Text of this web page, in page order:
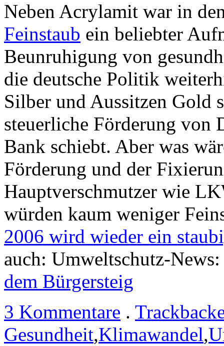
Neben Acrylamit war in
Feinstaub ein beliebter
Beunruhigung von
die deutsche Politik
Silber und Aussitzen Gold
steuerliche Förderung von
Bank schiebt. Aber was
Förderung und der
Hauptverschmutzer wie
würden kaum weniger
2006 wird wieder ein
auch: Umweltschutz-
dem Bürgersteig
3 Kommentare .
Gesundheit,Klimawandel,